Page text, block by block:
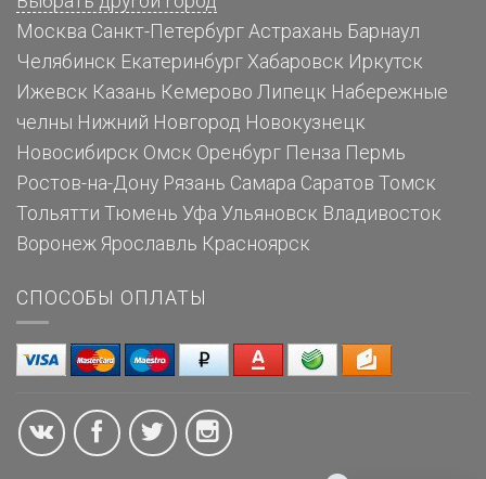
Москва Санкт-Петербург Астрахань Барнаул
Челябинск Екатеринбург Хабаровск Иркутск
Ижевск Казань Кемерово Липецк Набережные
челны Нижний Новгород Новокузнецк
Новосибирск Омск Оренбург Пенза Пермь
Ростов-на-Дону Рязань Самара Саратов Томск
Тольятти Тюмень Уфа Ульяновск Владивосток
Воронеж Ярославль Красноярск
СПОСОБЫ ОПЛАТЫ